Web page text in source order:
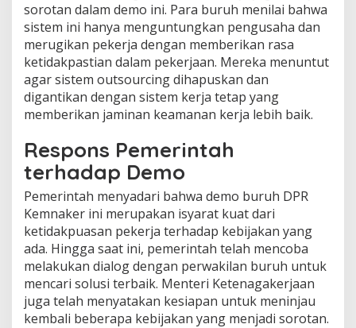
sorotan dalam demo ini. Para buruh menilai bahwa
sistem ini hanya menguntungkan pengusaha dan
merugikan pekerja dengan memberikan rasa
ketidakpastian dalam pekerjaan. Mereka menuntut
agar sistem outsourcing dihapuskan dan
digantikan dengan sistem kerja tetap yang
memberikan jaminan keamanan kerja lebih baik.
Respons Pemerintah
terhadap Demo
Pemerintah menyadari bahwa demo buruh DPR
Kemnaker ini merupakan isyarat kuat dari
ketidakpuasan pekerja terhadap kebijakan yang
ada. Hingga saat ini, pemerintah telah mencoba
melakukan dialog dengan perwakilan buruh untuk
mencari solusi terbaik. Menteri Ketenagakerjaan
juga telah menyatakan kesiapan untuk meninjau
kembali beberapa kebijakan yang menjadi sorotan.